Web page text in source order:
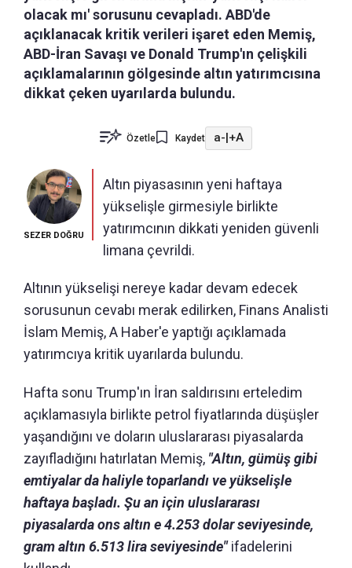
olacak mı' sorusunu cevapladı. ABD'de
açıklanacak kritik verileri işaret eden Memiş,
ABD-İran Savaşı ve Donald Trump'ın çelişkili
açıklamalarının gölgesinde altın yatırımcısına
dikkat çeken uyarılarda bulundu.
Özetle Kaydet a-|+A
SEZER DOĞRU
Altın piyasasının yeni haftaya
yükselişle girmesiyle birlikte
yatırımcının dikkati yeniden güvenli
limana çevrildi.
Altının yükselişi nereye kadar devam edecek
sorusunun cevabı merak edilirken, Finans Analisti
İslam Memiş, A Haber'e yaptığı açıklamada
yatırımcıya kritik uyarılarda bulundu.
Hafta sonu Trump'ın İran saldırısını erteledim
açıklamasıyla birlikte petrol fiyatlarında düşüşler
yaşandığını ve doların uluslararası piyasalarda
zayıfladığını hatırlatan Memiş, "Altın, gümüş gibi
emtiyalar da haliyle toparlandı ve yükselişle
haftaya başladı. Şu an için uluslararası
piyasalarda ons altın e 4.253 dolar seviyesinde,
gram altın 6.513 lira seviyesinde"ifadelerini